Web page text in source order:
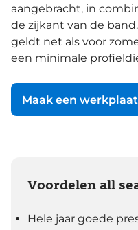
aangebracht, in
de zijkant van de
geldt net als voor
een minimale
Maak een
Voordelen all
Hele jaar goede